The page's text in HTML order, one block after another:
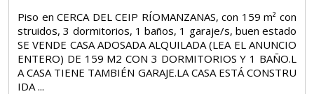
Piso en CERCA DEL CEIP RÍOMANZANAS, con 159 m² con
struidos, 3 dormitorios, 1 baños, 1 garaje/s, buen estado
SE VENDE CASA ADOSADA ALQUILADA (LEA EL ANUNCIO
ENTERO) DE 159 M2 CON 3 DORMITORIOS Y 1 BAÑO.L
A CASA TIENE TAMBIÉN GARAJE.LA CASA ESTÁ CONSTRU
IDA ...